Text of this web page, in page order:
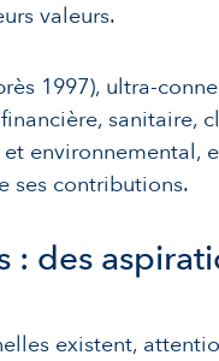
valeurs.
1997), ultra-
sanitaire,
environnemental,
ses contributions.
: des
existent,